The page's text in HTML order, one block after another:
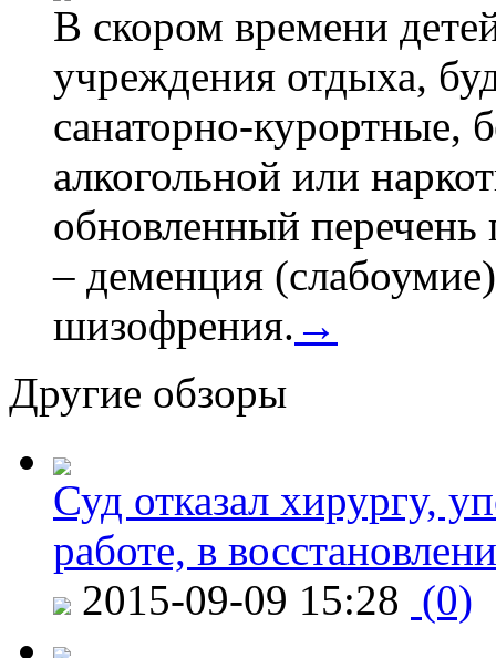
В скором времени
учреждения отдыха,
санаторно-курортные,
алкогольной или
обновленный
– деменция
шизофрения. →
Другие обзоры
Суд отказал хирургу,
работе, в
2015-09-09 15:28 (0)